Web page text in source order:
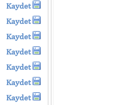
Kaydet
Kaydet
Kaydet
Kaydet
Kaydet
Kaydet
Kaydet